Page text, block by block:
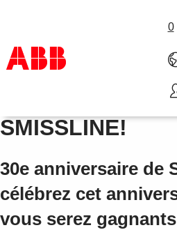
0
Produits & Services
Industries
A propos
Où acheter
Contactez-nous
Carrières
Joyeux
SMISSLINE!
30e anniversaire de
célébrez cet
vous serez